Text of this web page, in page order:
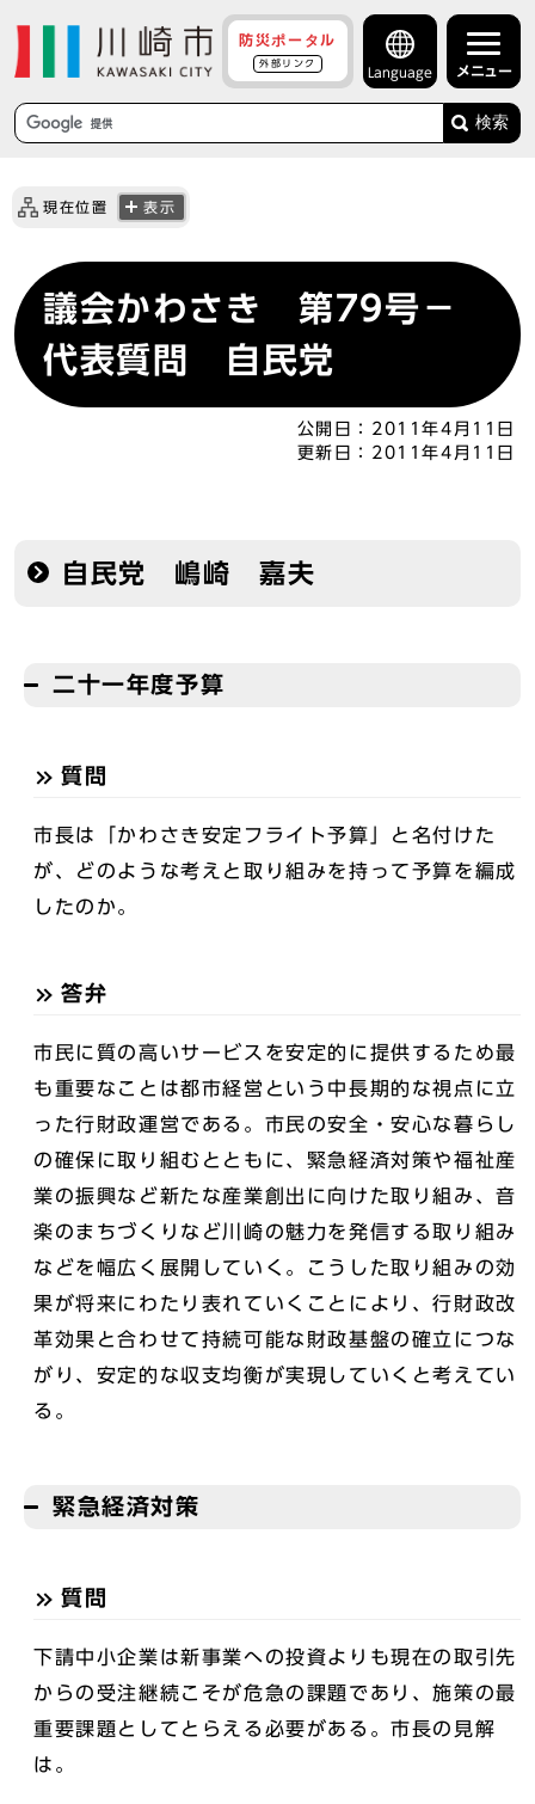
防災ポータル
外部リンク
Language メニュー
検索
現在位置 表示
議会かわさき 第79号－
代表質問 自民党
公開日： 2011年4月11日
更新日： 2011年4月11日
自民党 嶋崎 嘉夫
二十一年度予算
質問
市長は「かわさき安定フライト予算」と名付けた
が、どのような考えと取り組みを持って予算を編成
したのか。
答弁
市民に質の高いサービスを安定的に提供するため最
も重要なことは都市経営という中長期的な視点に立
った行財政運営である。市民の安全・安心な暮らし
の確保に取り組むとともに、緊急経済対策や福祉産
業の振興など新たな産業創出に向けた取り組み、音
楽のまちづくりなど川崎の魅力を発信する取り組み
などを幅広く展開していく。こうした取り組みの効
果が将来にわたり表れていくことにより、行財政改
革効果と合わせて持続可能な財政基盤の確立につな
がり、安定的な収支均衡が実現していくと考えてい
る。
緊急経済対策
質問
下請中小企業は新事業への投資よりも現在の取引先
からの受注継続こそが危急の課題であり、施策の最
重要課題としてとらえる必要がある。市長の見解
は。